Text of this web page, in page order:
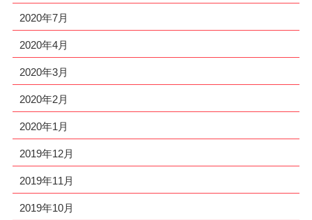
2020年7月
2020年4月
2020年3月
2020年2月
2020年1月
2019年12月
2019年11月
2019年10月